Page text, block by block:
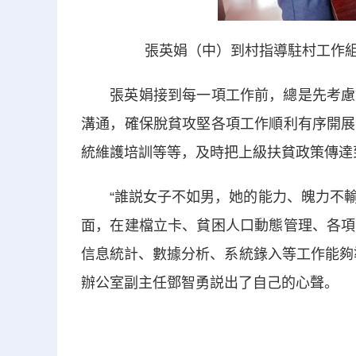
張英娟（中）到村指導駐村工作組
張英娟接到每一項工作前，總是先考慮
溝通，確保脫貧攻堅各項工作順利有序開
統維護培訓等等，及時把上級扶貧政策傳
“誰説女子不如男，她的能力、魄力不
面，在建檔立卡、貧困人口動態管理、各
信息統計、數據分析、系統錄入等工作能
辦公室副主任鄧智勇説出了自己的心聲。